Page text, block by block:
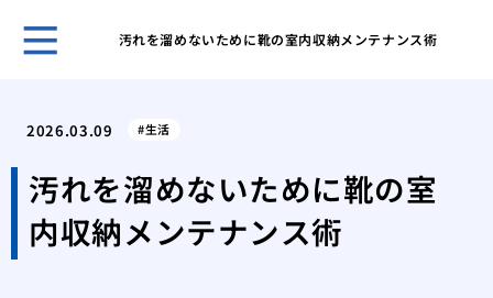
汚れを溜めないために靴の室内収納メンテナンス術
2026.03.09 生活
汚れを溜めないために靴の室
内収納メンテナンス術